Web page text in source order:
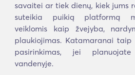
savaitei ar tiek dienų, kiek jums
suteikia puikią platformą
veiklomis kaip žvejyba,
plaukiojimas. Katamaranai
pasirinkimas, jei
vandenyje.